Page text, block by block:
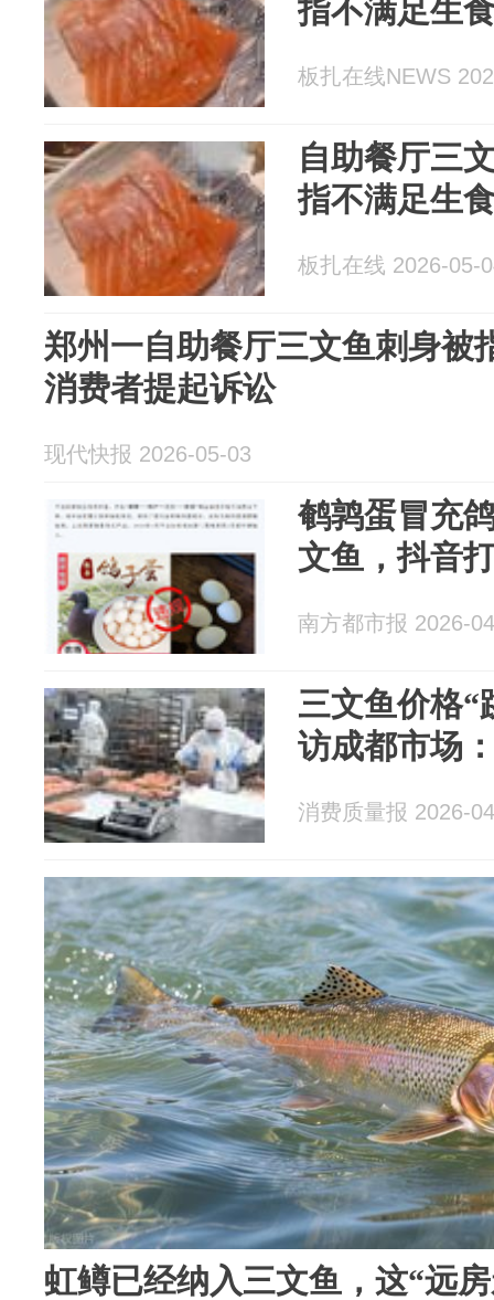
指不满足生
板扎在线NEWS
自助餐厅三
指不满足生
板扎在线 2026-05-
郑州一自助餐厅三文鱼刺身被
消费者提起诉讼
现代快报 2026-05-03
鹌鹑蛋冒充
文鱼，抖音
南方都市报 2026-
三文鱼价格“
访成都市场
消费质量报 2026-
虹鳟已经纳入三文鱼，这“远